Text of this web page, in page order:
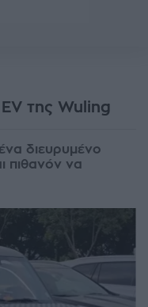
της Wuling
διευρυμένο
πιθανόν να